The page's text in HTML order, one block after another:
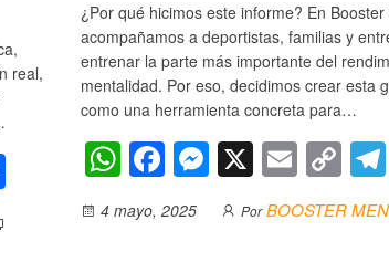
real,
¿Por qué hicimos este informe? En Booster
acompañamos a deportistas, familias y
entrenar la parte más importante del
mentalidad. Por eso, decidimos crear esta
como una herramienta concreta para…
W
h
at
F
a
c
M
e
ss
X E
m
ail
C
o
p
4 mayo, 2025 Por BOOSTER